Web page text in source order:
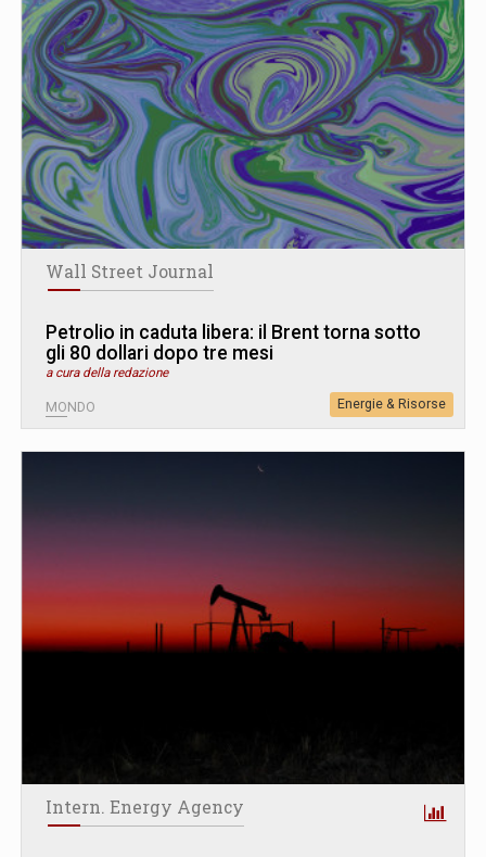
Wall Street Journal
Petrolio in caduta libera: il Brent torna sotto
gli 80 dollari dopo tre mesi
a cura della redazione
MONDO Energie & Risorse
Intern. Energy Agency